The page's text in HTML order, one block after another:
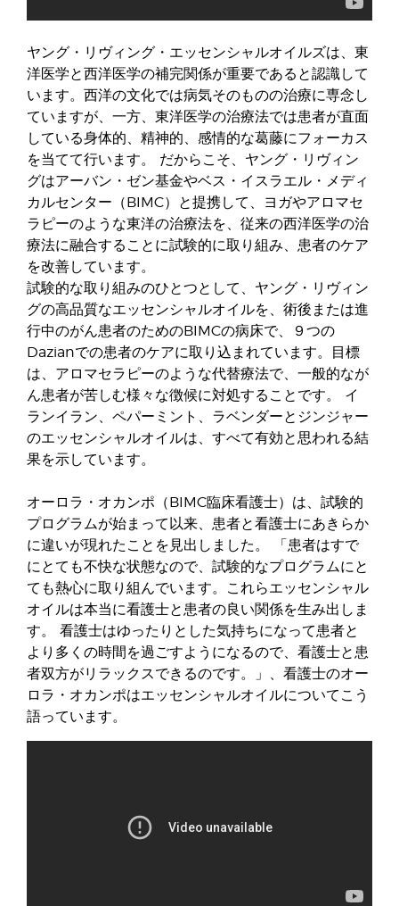
ヤング・リヴィング・エッセンシャルオイルズは、東
洋医学と西洋医学の補完関係が重要であると認識して
います。西洋の文化では病気そのものの治療に専念し
ていますが、一方、東洋医学の治療法では患者が直面
している身体的、精神的、感情的な葛藤にフォーカス
を当てて行います。 だからこそ、ヤング・リヴィン
グはアーバン・ゼン基金やベス・イスラエル・メディ
カルセンター（BIMC）と提携して、ヨガやアロマセ
ラピーのような東洋の治療法を、従来の西洋医学の治
療法に融合することに試験的に取り組み、患者のケア
を改善しています。
試験的な取り組みのひとつとして、ヤング・リヴィン
グの高品質なエッセンシャルオイルを、術後または進
行中のがん患者のためのBIMCの病床で、９つの
Dazianでの患者のケアに取り込まれています。目標
は、アロマセラピーのような代替療法で、一般的なが
ん患者が苦しむ様々な徴候に対処することです。 イ
ランイラン、ペパーミント、ラベンダーとジンジャー
のエッセンシャルオイルは、すべて有効と思われる結
果を示しています。
オーロラ・オカンポ（BIMC臨床看護士）は、試験的
プログラムが始まって以来、患者と看護士にあきらか
に違いが現れたことを見出しました。 「患者はすで
にとても不快な状態なので、試験的なプログラムにと
ても熱心に取り組んでいます。これらエッセンシャル
オイルは本当に看護士と患者の良い関係を生み出しま
す。 看護士はゆったりとした気持ちになって患者と
より多くの時間を過ごすようになるので、看護士と患
者双方がリラックスできるのです。」、看護士のオー
ロラ・オカンポはエッセンシャルオイルについてこう
語っています。